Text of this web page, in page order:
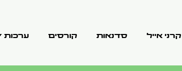
קרני אייל סדנאות קורסים ערכות DIY